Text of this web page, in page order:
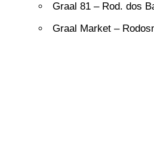
Graal 81 – Rod. dos
Graal Market –